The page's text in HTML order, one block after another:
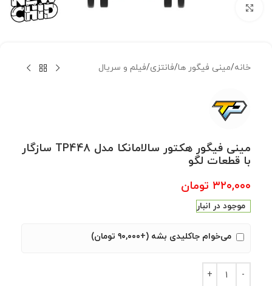
بزرگنمایی تصویر
خانه/مینی فیگور ها/فانتزی/فیلم و سریال
مینی فیگور هکتور سالامانکا مدل TP448 سازگار
با قطعات لگو
۳۲۰,۰۰۰ تومان
موجود در انبار
می‌خوام جاکلیدی بشه (+۹۰,۰۰۰ تومان)